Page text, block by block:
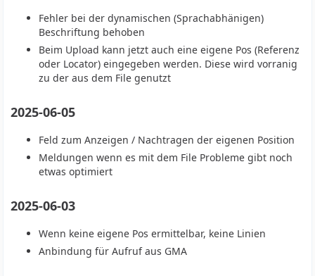
Fehler bei der dynamischen (Sprachabhänigen)
Beschriftung behoben
Beim Upload kann jetzt auch eine eigene Pos (Referenz
oder Locator) eingegeben werden. Diese wird vorranig
zu der aus dem File genutzt
2025-06-05
Feld zum Anzeigen / Nachtragen der eigenen Position
Meldungen wenn es mit dem File Probleme gibt noch
etwas optimiert
2025-06-03
Wenn keine eigene Pos ermittelbar, keine Linien
Anbindung für Aufruf aus GMA